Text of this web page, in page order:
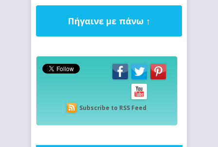
Πήγαινε με πάνω ↑
Subscribe to RSS Feed